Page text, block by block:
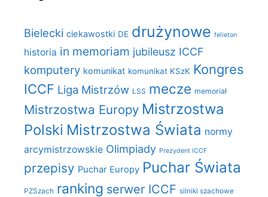
Bielecki ciekawostki DE drużynowe felieton
historia in memoriam jubileusz ICCF
komputery komunikat komunikat KSzK Kongres
ICCF Liga Mistrzów LSS mecze memoriał
Mistrzostwa Europy Mistrzostwa
Polski Mistrzostwa Świata normy
arcymistrzowskie Olimpiady Prezydent ICCF
przepisy Puchar Europy Puchar Świata
PZSzach ranking serwer ICCF silniki szachowe